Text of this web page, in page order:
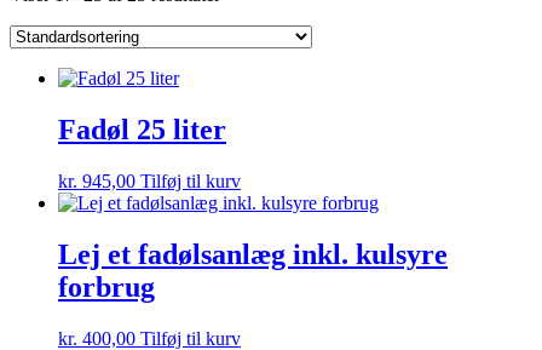
Fadøl 25 liter
kr. 945,00 Tilføj til kurv
Lej et fadølsanlæg inkl. kulsyre
forbrug
kr. 400,00 Tilføj til kurv